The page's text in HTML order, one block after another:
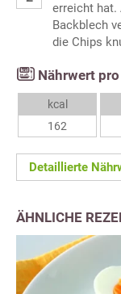
erreicht hat.
Backblech
die Chips
Nährwert
kcal
162
Detaillierte
ÄHNLICHE